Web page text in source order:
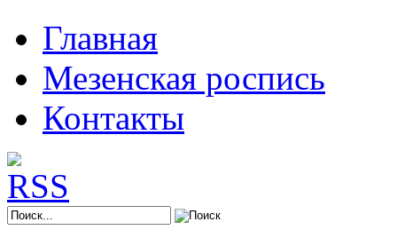
Главная
Мезенская роспись
Контакты